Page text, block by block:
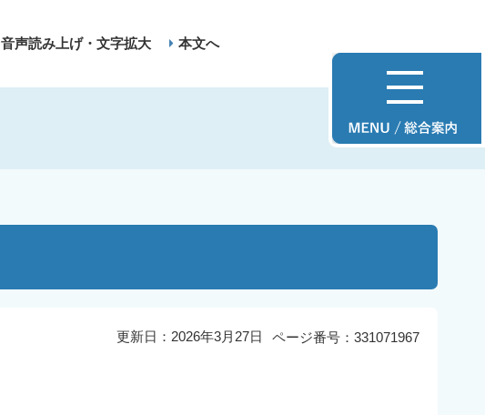
音声読み上げ・文字拡大 本文へ
ページ番号：331071967
更新日：2026年3月27日